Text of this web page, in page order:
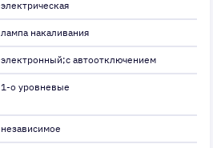
электрическая
лампа накаливания
электронный;с автоотключением
1-о уровневые
независимое